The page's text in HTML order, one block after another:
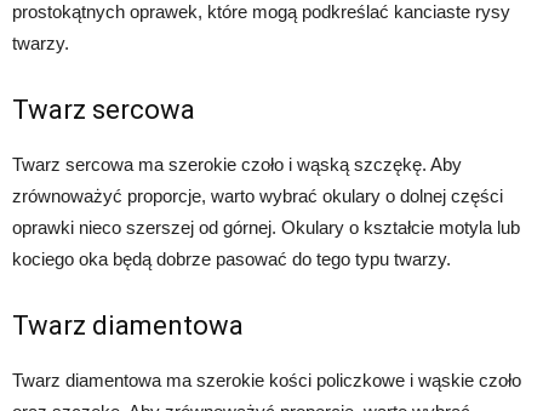
prostokątnych oprawek, które mogą podkreślać kanciaste rysy
twarzy.
Twarz sercowa
Twarz sercowa ma szerokie czoło i wąską szczękę. Aby
zrównoważyć proporcje, warto wybrać okulary o dolnej części
oprawki nieco szerszej od górnej. Okulary o kształcie motyla lub
kociego oka będą dobrze pasować do tego typu twarzy.
Twarz diamentowa
Twarz diamentowa ma szerokie kości policzkowe i wąskie czoło